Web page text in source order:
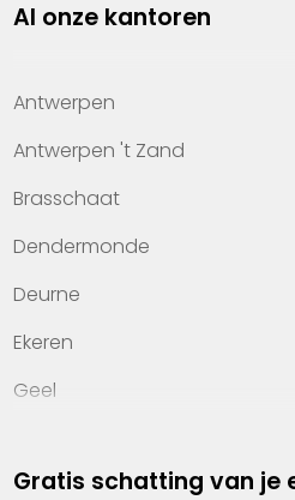
Property management
Kennis van wonen
Kantoren
Veelgestelde vragen
Werken bij Heylen Vastgoed
Contact
Al onze kantoren
Antwerpen
Antwerpen 't Zand
Brasschaat
Dendermonde
Deurne
Ekeren
Geel
Hasselt
Gratis schatting van je